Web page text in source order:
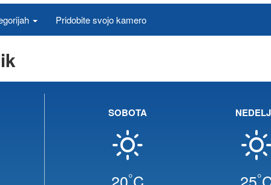
Pridobite svojo kamero
SOBOTA
° °